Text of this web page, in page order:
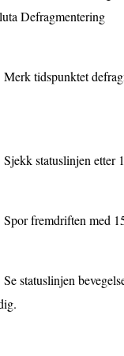
Defragmentering
Merk tidspunktet
Sjekk statuslinjen etter
Spor fremdriften med
Se statuslinjen